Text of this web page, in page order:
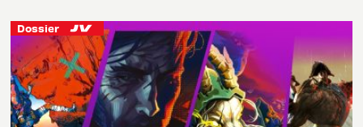
Dossier